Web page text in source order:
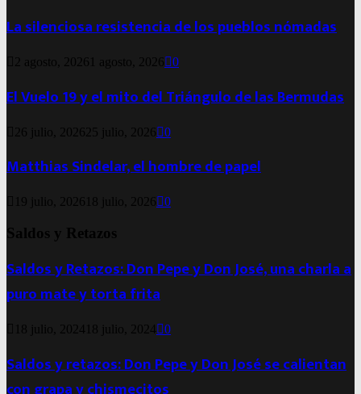
La silenciosa resistencia de los pueblos nómadas
2 agosto, 2026 1 agosto, 2026 0
El Vuelo 19 y el mito del Triángulo de las Bermudas
26 julio, 2026 25 julio, 2026 0
Matthias Sindelar, el hombre de papel
19 julio, 2026 18 julio, 2026 0
Saldos y Retazos
Saldos y Retazos: Don Pepe y Don José, una charla a
puro mate y torta frita
18 julio, 2024 18 julio, 2024 0
Saldos y retazos: Don Pepe y Don José se calientan